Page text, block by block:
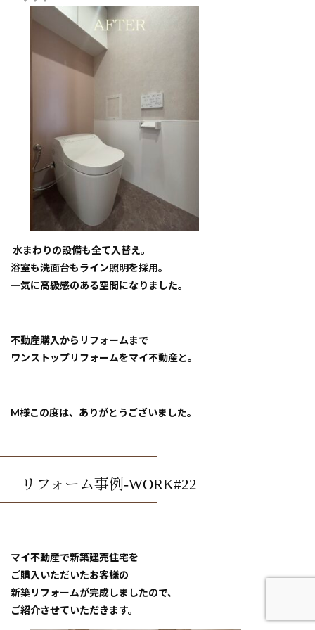
水まわりの設備も全て入替え。
浴室も洗面台もライン照明を採用。
一気に高級感のある空間になりました。
不動産購入からリフォームまで
ワンストップリフォームをマイ不動産と。
M様この度は、ありがとうございました。
リフォーム事例-WORK#22
マイ不動産で新築建売住宅を
ご購入いただいたお客様の
新築リフォームが完成しましたので、
ご紹介させていただきます。